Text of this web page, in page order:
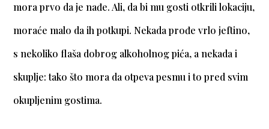
mora prvo da je nađe. Ali, da bi mu gosti otkrili lokaciju,
moraće malo da ih potkupi. Nekada prođe vrlo jeftino,
s nekoliko flaša dobrog alkoholnog pića, a nekada i
skuplje: tako što mora da otpeva pesmu i to pred svim
okupljenim gostima.